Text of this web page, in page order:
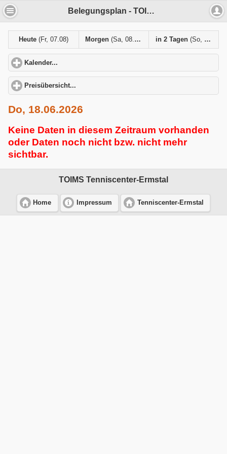
Belegungsplan - TOIMS Tenniscenter-Ermstal
Heute (Fr, 07.08) Morgen(Sa, 08.08) in 2 Tagen (So, 09.08)
Kalender...
Preisübersicht...
Do, 18.06.2026
Keine Daten in diesem Zeitraum vorhanden
oder Daten noch nicht bzw. nicht mehr
sichtbar.
TOIMS Tenniscenter-Ermstal
Home Impressum Tenniscenter-Ermstal